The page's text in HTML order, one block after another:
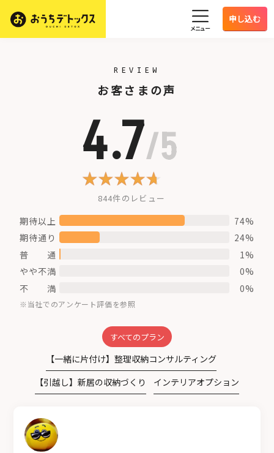
メニュー
申し込む
HOME お客様の声
REVIEW
お客さまの声
4.7/5
844件のレビュー
期待以上
74%
期待通り
24%
普 通
1%
やや不満
0%
不 満
0%
※当社でのアンケート評価を参照
すべてのプラン
【一緒に片付け】整理収納コンサルティング
【引越し】新居の収納づくり
インテリアオプション